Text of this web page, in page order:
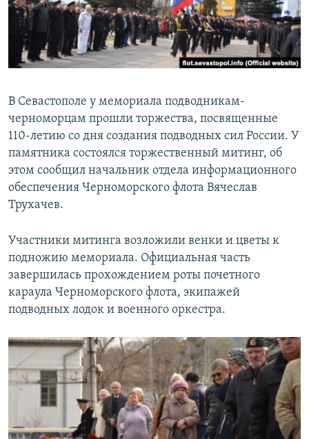
ПОБЕДИТЕЛЕЙ НЕ СУДЯТ?
КРЫМ.НЕПОКОРЕННЫЙ
ELIFBE
ПРИСОЕДИНЯЙТЕСЬ!
Все сайты RFE/RL
В Севастополе у мемориала подводникам-
черноморцам прошли торжества, посвященные
110-летию со дня создания подводных сил России. У
памятника состоялся торжественный митинг, об
этом сообщил начальник отдела информационного
обеспечения Черноморского флота Вячеслав
Трухачев.
Участники митинга возложили венки и цветы к
подножию мемориала. Официальная часть
завершилась прохождением роты почетного
караула Черноморского флота, экипажей
подводных лодок и военного оркестра.